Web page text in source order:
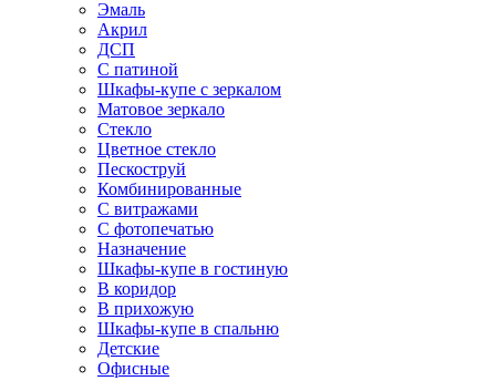
Эмаль
Акрил
ДСП
С патиной
Шкафы-купе с зеркалом
Матовое зеркало
Стекло
Цветное стекло
Пескоструй
Комбинированные
С витражами
С фотопечатью
Назначение
Шкафы-купе в гостиную
В коридор
В прихожую
Шкафы-купе в спальню
Детские
Офисные